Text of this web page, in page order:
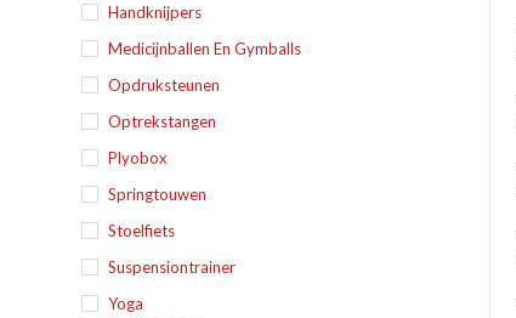
Handknijpers
Medicijnballen En Gymballs
Opdruksteunen
Optrekstangen
Plyobox
Springtouwen
Stoelfiets
Suspensiontrainer
Yoga